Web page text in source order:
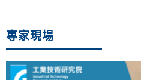
專家現場